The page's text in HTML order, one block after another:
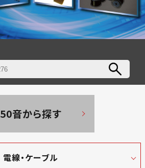
50音から探す
電線・ケーブル